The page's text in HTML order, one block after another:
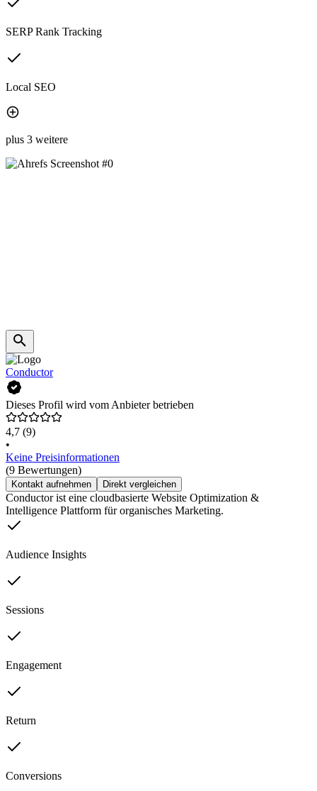
SERP Rank Tracking
Local SEO
plus 3 weitere
Conductor
Dieses Profil wird vom Anbieter betrieben
4,7 (9)
•
Keine Preisinformationen
(9 Bewertungen)
Kontakt aufnehmen Direkt vergleichen
Conductor ist eine cloudbasierte Website Optimization &
Intelligence Plattform für organisches Marketing.
Audience Insights
Sessions
Engagement
Return
Conversions